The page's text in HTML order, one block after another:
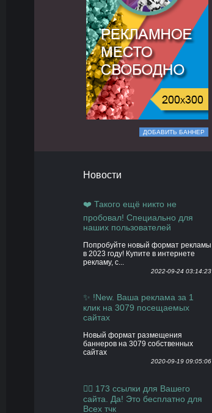
ДОБАВИТЬ БАННЕР
Новости
❤️ Такого ещё никто не
пробовал! Специально для
наших пользователей
Попробуйте новый формат рекламы
в 2023 году! Купите в интернете
рекламу, с...
2022-09-24 03:14:23
✨ !New. Ваша реклама за 1
клик на 3079 посещаемых
сайтах
Новый формат размещения
баннеров на 3079 собственных
сайтах
2020-09-19 09:05:06
👍🏻 173 ссылки для Вашего
сайта. Да! Это бесплатно для
Всех тчк